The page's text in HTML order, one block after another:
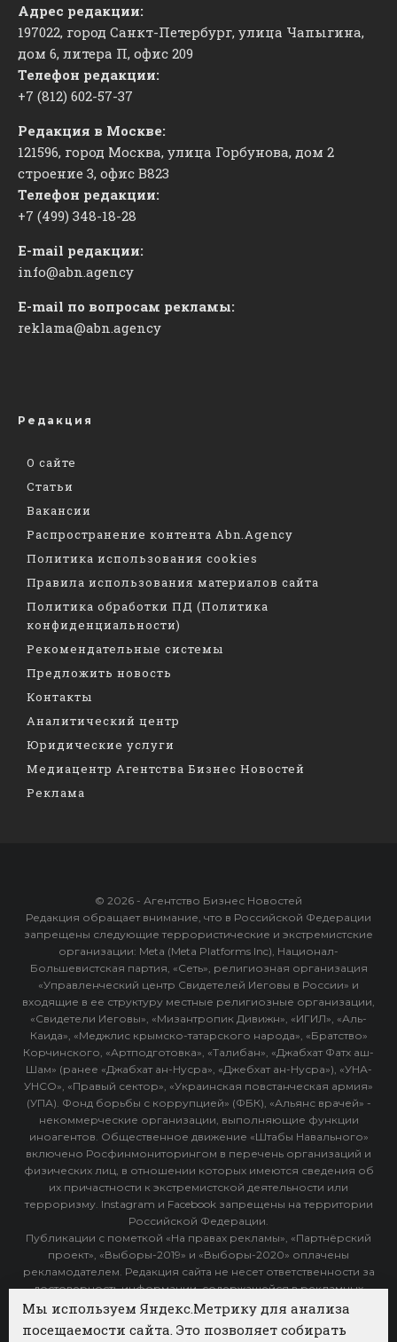
Адрес редакции:
197022, город Санкт-Петербург, улица Чапыгина,
дом 6, литера П, офис 209
Телефон редакции:
+7 (812) 602-57-37
Редакция в Москве:
121596, город Москва, улица Горбунова, дом 2
строение 3, офис ​В823
Телефон редакции:
+7 (499) 348-18-28
E-mail редакции:
info@abn.agency
E-mail по вопросам рекламы:
reklama@abn.agency
Редакция
О сайте
Статьи
Вакансии
Распространение контента Abn.Agency
Политика использования cookies
Правила использования материалов сайта
Политика обработки ПД (Политика
конфиденциальности)
Рекомендательные системы
Предложить новость
Контакты
Аналитический центр
Юридические услуги
Медиацентр Агентства Бизнес Новостей
Реклама
© 2026 - Агентство Бизнес Новостей
Редакция обращает внимание, что в Российской Федерации
запрещены следующие террористические и экстремистские
организации: Meta (Meta Platforms Inc), Национал-
Большевистская партия, «Сеть», религиозная организация
«Управленческий центр Свидетелей Иеговы в России» и
входящие в ее структуру местные религиозные организации,
«Свидетели Иеговы», «Мизантропик Дивижн», «ИГИЛ», «Аль-
Каида», «Меджлис крымско-татарского народа», «Братство»
Корчинского, «Артподготовка», «Талибан», «Джабхат Фатх аш-
Шам» (ранее «Джабхат ан-Нусра», «Джебхат ан-Нусра»), «УНА-
УНСО», «Правый сектор», «Украинская повстанческая армия»
(УПА). Фонд борьбы с коррупцией» (ФБК), «Альянс врачей» -
некоммерческие организации, выполняющие функции
иноагентов. Общественное движение «Штабы Навального»
включено Росфинмониторингом в перечень организаций и
физических лиц, в отношении которых имеются сведения об
их причастности к экстремистской деятельности или
терроризму. Instagram и Facebook запрещены на территории
Российской Федерации.
Публикации с пометкой «На правах рекламы», «Партнёрский
проект», «Выборы-2019» и «Выборы-2020» оплачены
рекламодателем. Редакция сайта не несет ответственности за
достоверность информации, содержащейся в рекламных
объявлениях.
Мы используем Яндекс.Метрику для анализа
посещаемости сайта. Это позволяет собирать